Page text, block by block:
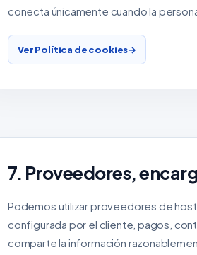
conecta únicamente cuando la
Ver Política de cookies→
7. Proveedores,
Podemos utilizar proveedores de
configurada por el cliente, pagos,
comparte la información